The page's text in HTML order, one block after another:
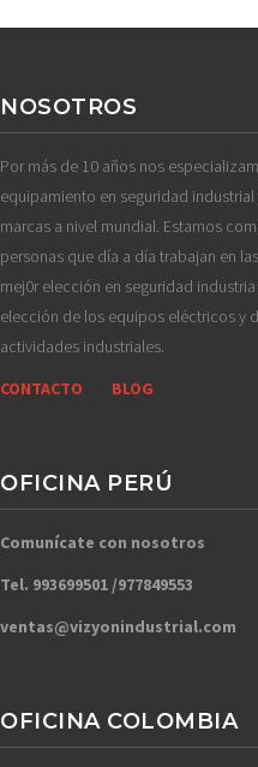
NOSOTROS
Por más de 10 años nos
equipamiento en seguridad
marcas a nivel mundial. Estamos
personas que día a día trabajan en
mej0r elección en seguridad
elección de los equipos eléctricos y
actividades industriales.
CONTACTO
BLOG
OFICINA PERÚ
Comunícate con nosotros
Tel. 993699501 /977849553
ventas@vizyonindustrial.com
OFICINA COLOMBIA